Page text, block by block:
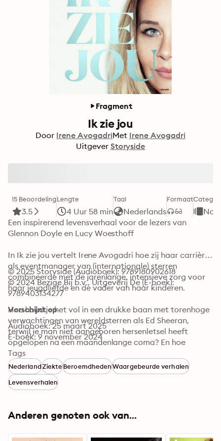
Fragment
Ik zie jou
Door Irene AvogadriMet Irene Avogadri
Uitgever Storyside
15 Beoordeling
3.5
Lengte
4 Uur 58 min
Taal
Nederlands
Formaat
Een inspirerend levensverhaal voor de lezers van
Glennon Doyle en Lucy Woesthoff
In Ik zie jou vertelt Irene Avogadri hoe zij haar carrière
als eventmanager van (internationale) sterren
combineerde met de jarenlange, intensieve zorg voor
haar jeugdliefde en de vader van haar kinderen.
Hoe houd je het vol in een drukke baan met torenhoge
verwachtingen van wereldsterren als Ed Sheeran,
terwijl je man niet aangeboren hersenletsel heeft
opgelopen na een maandenlange coma? En hoe
combineer je het organiseren van de bruiloft van een
beroemd glamourkoppel met een hoofd dat
overstroomt van zorg over een partner die zo
kwetsbaar is dat hij zomaar weer naar het ziekenhuis
Irenes verhaal gaat over het balanceren tussen
© 2025 Storyside (Audioboek): 9789180902618
© 2024 Bezige Bij b.v., Uitgeverij De (E-boek):
9789403134277
Verschijnt op
Audioboek: 25 maart 2025
E-boek: 9 november 2024
Tags
NederlandZiekteBeroemdhedenWaargebeurde verhalen
Levensverhalen
Anderen genoten ook van...